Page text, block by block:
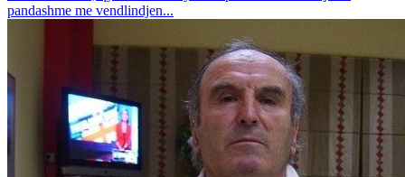
pandashme me vendlindjen...